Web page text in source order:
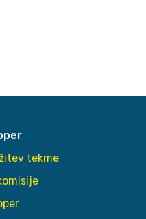
tekme